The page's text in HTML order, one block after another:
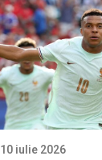
10 iulie 2026